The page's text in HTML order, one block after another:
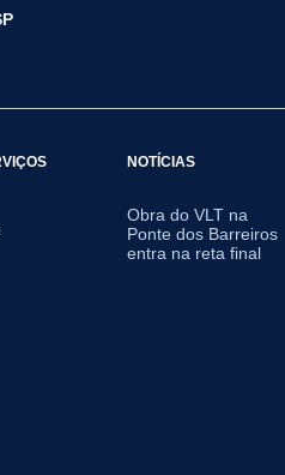
NOTÍCIAS
Obra do VLT na
Ponte dos Barreiros
entra na reta final